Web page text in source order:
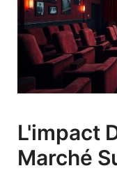
L'impact
Marché